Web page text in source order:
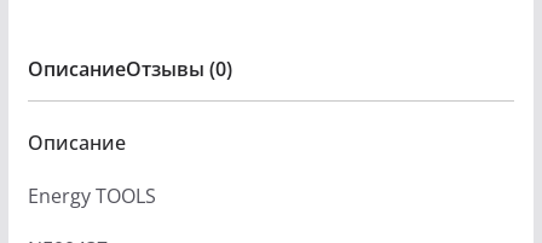
ОписаниеОтзывы (0)
Описание
Energy TOOLS